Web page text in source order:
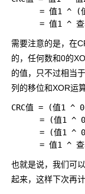
= 值1 ^ (
需要注意的是，在
的，任何数和0的
的值，只不过相当
列的移位和XOR运
CRC值 = (值1 ^
= (值1 ^
= (值1
也就是说，我们可
起来，这样下次再